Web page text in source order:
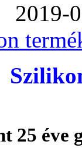
2019-
25 éve